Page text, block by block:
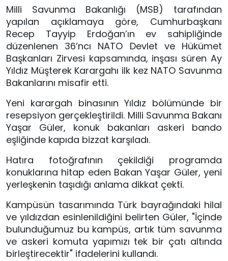
Milli Savunma Bakanlığı (MSB) tarafından
yapılan açıklamaya göre, Cumhurbaşkanı
Recep Tayyip Erdoğan’ın ev sahipliğinde
düzenlenen 36’ncı NATO Devlet ve Hükümet
Başkanları Zirvesi kapsamında, inşası süren Ay
Yıldız Müşterek Karargahı ilk kez NATO Savunma
Bakanlarını misafir etti.
Yeni karargah binasının Yıldız bölümünde bir
resepsiyon gerçekleştirildi. Milli Savunma Bakanı
Yaşar Güler, konuk bakanları askeri bando
eşliğinde kapıda bizzat karşıladı.
Hatıra fotoğrafının çekildiği programda
konuklarına hitap eden Bakan Yaşar Güler, yeni
yerleşkenin taşıdığı anlama dikkat çekti.
Kampüsün tasarımında Türk bayrağındaki hilal
ve yıldızdan esinlenildiğini belirten Güler, "İçinde
bulunduğumuz bu kampüs, artık tüm savunma
ve askeri komuta yapımızı tek bir çatı altında
birleştirecektir" ifadelerini kullandı.